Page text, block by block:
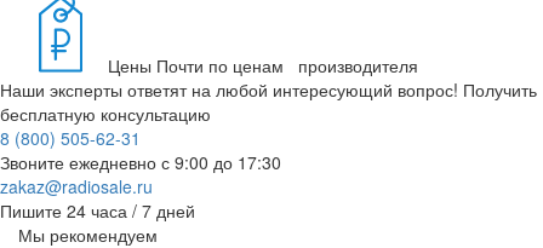
Цены Почти по ценам производителя
Наши эксперты ответят на любой интересующий вопрос! Получить
бесплатную консультацию
8 (800) 505-62-31
Звоните ежедневно с 9:00 до 17:30
zakaz@radiosale.ru
Пишите 24 часа / 7 дней
Мы рекомендуем